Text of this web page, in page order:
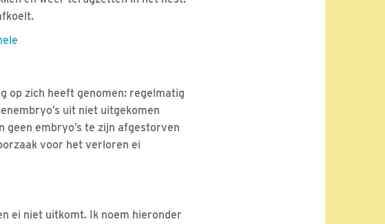
op zich heeft genomen: regelmatig
uit niet uitgekomen
embryo’s te zijn afgestorven
voor het verloren ei
ei niet uitkomt. Ik noem hieronder